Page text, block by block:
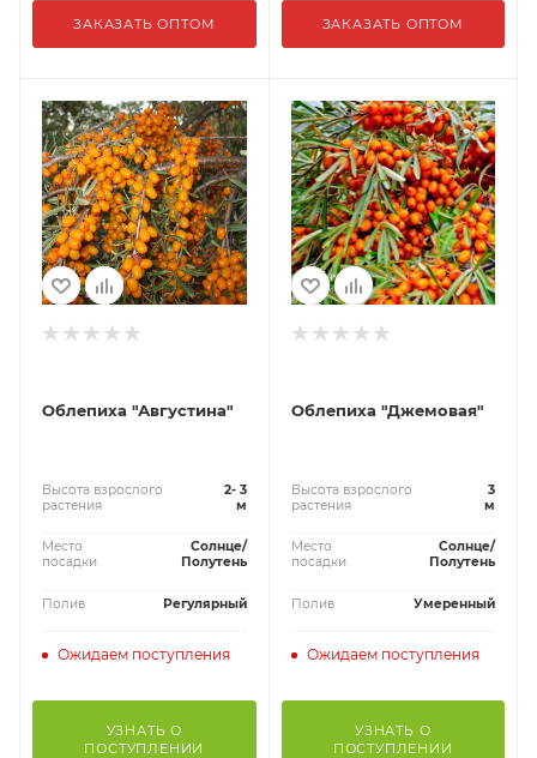
ЗАКАЗАТЬ ОПТОМ ЗАКАЗАТЬ ОПТОМ
Облепиха "Августина"
Высота взрослого
растения
2- 3
м
Место
посадки
Солнце/
Полутень
Полив Регулярный
Ожидаем поступления
УЗНАТЬ О
ПОСТУПЛЕНИИ
Облепиха "Джемовая"
Высота взрослого
растения
3
м
Место
посадки
Солнце/
Полутень
Полив Умеренный
Ожидаем поступления
УЗНАТЬ О
ПОСТУПЛЕНИИ